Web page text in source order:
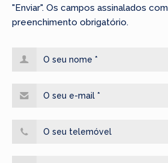
"Enviar". Os campos assinalados com
preenchimento obrigatório.